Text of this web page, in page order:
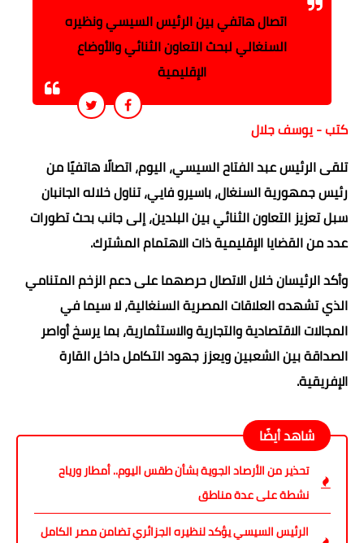
اتصال هاتفي بين الرئيس السيسي ونظيره
السنغالي لبحث التعاون الثنائي والأوضاع
الإقليمية
كتب - يوسف جلال
تلقى الرئيس عبد الفتاح السيسي، اليوم، اتصالًا هاتفيًا من
رئيس جمهورية السنغال، باسيرو فايي، تناول خلاله الجانبان
سبل تعزيز التعاون الثنائي بين البلدين، إلى جانب بحث تطورات
عدد من القضايا الإقليمية ذات الاهتمام المشترك.
وأكد الرئيسان خلال الاتصال حرصهما على دعم الزخم المتنامي
الذي تشهده العلاقات المصرية السنغالية، لا سيما في
المجالات الاقتصادية والتجارية والاستثمارية، بما يرسخ أواصر
الصداقة بين الشعبين ويعزز جهود التكامل داخل القارة
الإفريقية.
شاهد أيضًا
تحذير من الأرصاد الجوية بشأن طقس اليوم.. أمطار ورياح
نشطة على عدة مناطق
الرئيس السيسي يؤكد لنظيره الجزائري تضامن مصر الكامل